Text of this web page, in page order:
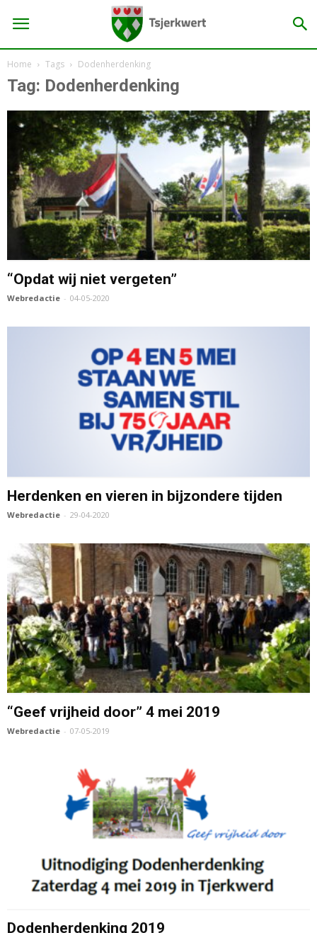
Home Tags Dodenherdenking
Tag: Dodenherdenking
“Opdat wij niet vergeten”
Webredactie - 04-05-2020
Herdenken en vieren in bijzondere tijden
Webredactie - 29-04-2020
“Geef vrijheid door” 4 mei 2019
Webredactie - 07-05-2019
Dodenherdenking 2019